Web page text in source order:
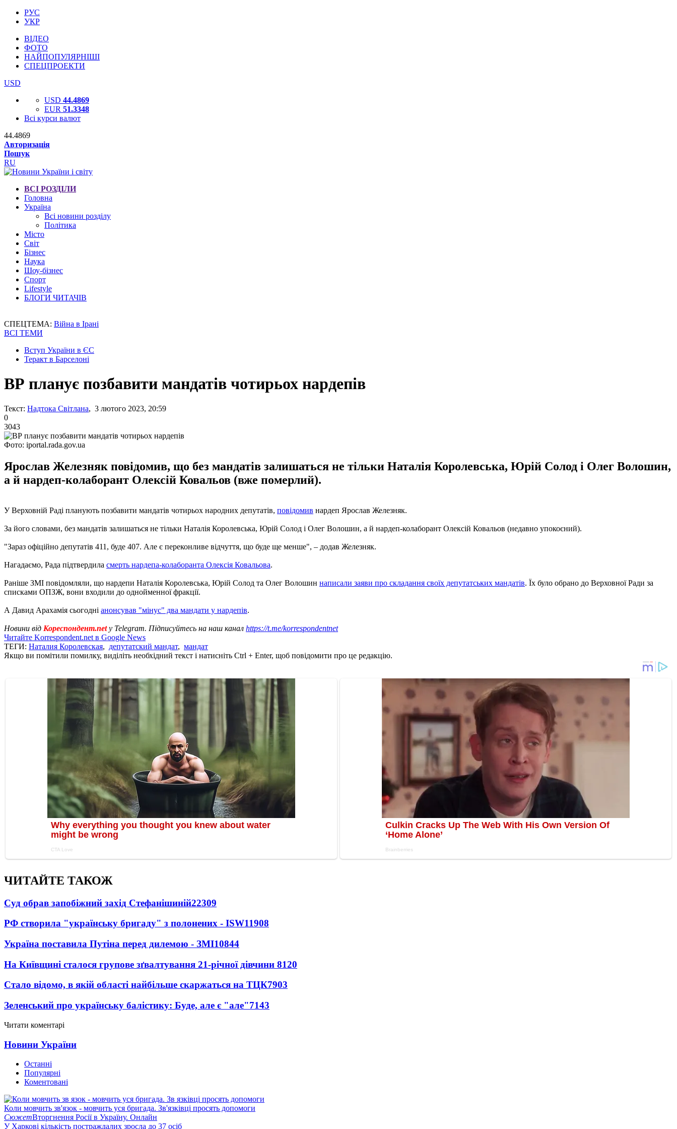
РУС
УКР
ВІДЕО
ФОТО
НАЙПОПУЛЯРНІШІ
СПЕЦПРОЕКТИ
USD
USD 44.4869
EUR 51.3348
Всі курси валют
44.4869
Авторизація
Пошук
RU
ВСІ РОЗДІЛИ
Головна
Україна
Всі новини розділу
Політика
Місто
Світ
Бізнес
Наука
Шоу-бізнес
Спорт
Lifestyle
БЛОГИ ЧИТАЧІВ
СПЕЦТЕМА: Війна в Ірані
ВСІ ТЕМИ
Вступ України в ЄС
Теракт в Барселоні
ВР планує позбавити мандатів чотирьох нардепів
Текст: Надтока Світлана, 3 лютого 2023, 20:59
0
3043
Фото: iportal.rada.gov.ua
Ярослав Железняк повідомив, що без мандатів залишаться не тільки Наталія Королевська, Юрій Солод і Олег Волошин,
а й нардеп-колаборант Олексій Ковальов (вже померлий).
У Верховній Раді планують позбавити мандатів чотирьох народних депутатів, повідомив нардеп Ярослав Железняк.
За його словами, без мандатів залишаться не тільки Наталія Королевська, Юрій Солод і Олег Волошин, а й нардеп-колаборант Олексій Ковальов (недавно упокоєний).
"Зараз офіційно депутатів 411, буде 407. Але є переконливе відчуття, що буде ще менше", – додав Железняк.
Нагадаємо, Рада підтвердила смерть нардепа-колаборанта Олексія Ковальова.
Раніше ЗМІ повідомляли, що нардепи Наталія Королевська, Юрій Солод та Олег Волошин написали заяви про складання своїх депутатських мандатів. Їх було обрано до Верховної Ради за
списками ОПЗЖ, вони входили до однойменної фракції.
А Давид Арахамія сьогодні анонсував "мінус" два мандати у нардепів.
Новини від Кореспондент.netу Telegram. Підписуйтесь на наш канал https://t.me/korrespondentnet
Читайте Korrespondent.net в Google News
ТЕГИ: Наталия Королевская, депутатский мандат, мандат
Якщо ви помітили помилку, виділіть необхідний текст і натисніть Ctrl + Enter, щоб повідомити про це редакцію.
ЧИТАЙТЕ ТАКОЖ
Суд обрав запобіжний захід Стефанішиній22309
РФ створила "українську бригаду" з полонених - ISW11908
Україна поставила Путіна перед дилемою - ЗМІ10844
На Київщині сталося групове зґвалтування 21-річної дівчини 8120
Стало відомо, в якій області найбільше скаржаться на ТЦК7903
Зеленський про українську балістику: Буде, але є "але"7143
Читати коментарі
Новини України
Останні
Популярні
Коментовані
Коли мовчить зв'язок - мовчить уся бригада. Зв'язківці просять допомоги
СюжетВторгнення Росії в Україну. Онлайн
У Харкові кількість постраждалих зросла до 37 осіб